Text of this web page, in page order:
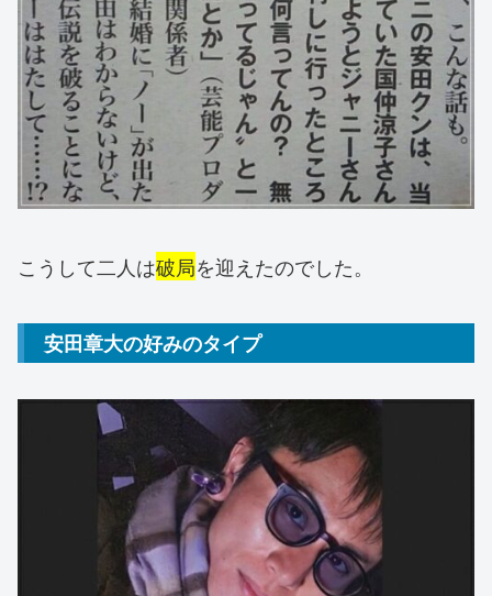
こうして二人は破局を迎えたのでした。
安田章大の好みのタイプ